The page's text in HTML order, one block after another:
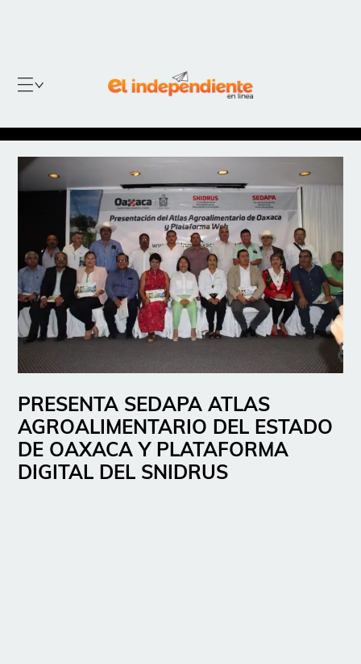
PRESENTA SEDAPA ATLAS
AGROALIMENTARIO DEL ESTADO
DE OAXACA Y PLATAFORMA
DIGITAL DEL SNIDRUS